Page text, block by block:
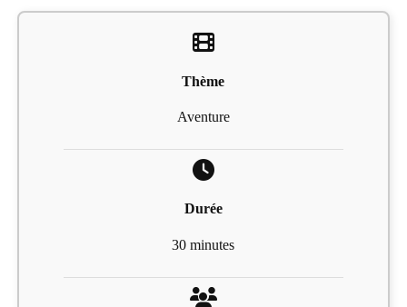
Thème
Aventure
Durée
30 minutes